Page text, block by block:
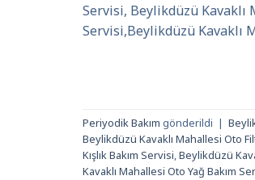
Servisi, Beylikdüzü Kavaklı
Servisi,Beylikdüzü Kavaklı
Periyodik Bakım gönderildi |
Beylikdüzü Kavaklı Mahallesi Oto
Kışlık Bakım Servisi,Beylikdüzü
Kavaklı Mahallesi Oto Yağ Bakım